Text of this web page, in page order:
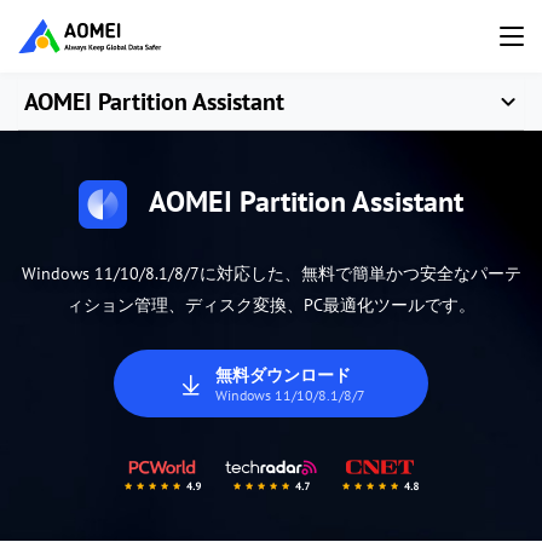
AOMEI Partition Assistant
AOMEI Partition Assistant
Windows 11/10/8.1/8/7に対応した、無料で簡単かつ安全なパーテ
ィション管理、ディスク変換、PC最適化ツールです。
無料ダウンロード
Windows 11/10/8.1/8/7